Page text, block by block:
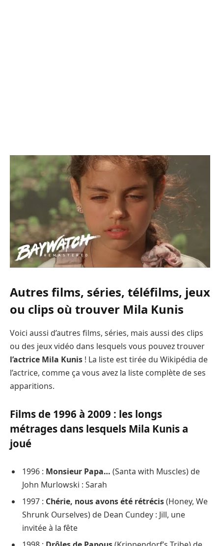
Autres films, séries, téléfilms, jeux
ou clips où trouver Mila Kunis
Voici aussi d’autres films, séries, mais aussi des clips
ou des jeux vidéo dans lesquels vous pouvez trouver
l’actrice Mila Kunis ! La liste est tirée du Wikipédia de
l’actrice, comme ça vous avez la liste complète de ses
apparitions.
Films de 1996 à 2009 : les longs
métrages dans lesquels Mila Kunis a
joué
1996 : Monsieur Papa… (Santa with Muscles) de
John Murlowski : Sarah
1997 : Chérie, nous avons été rétrécis(Honey, We
Shrunk Ourselves) de Dean Cundey : Jill, une
invitée à la fête